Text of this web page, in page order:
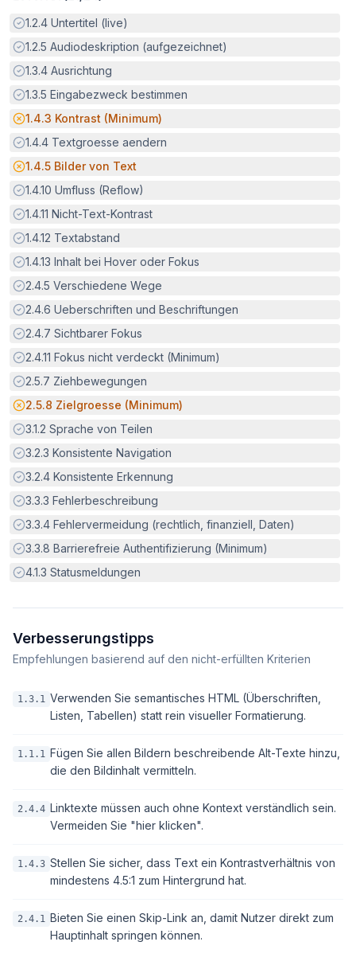
Erfüllt:
1.2.4 Untertitel (live)
Erfüllt:
1.2.5 Audiodeskription (aufgezeichnet)
Erfüllt:
1.3.4 Ausrichtung
Erfüllt:
1.3.5 Eingabezweck bestimmen
Potenzielle Barriere:
1.4.3 Kontrast (Minimum)
Erfüllt:
1.4.4 Textgroesse aendern
Potenzielle Barriere:
1.4.5 Bilder von Text
Erfüllt:
1.4.10 Umfluss (Reflow)
Erfüllt:
1.4.11 Nicht-Text-Kontrast
Erfüllt:
1.4.12 Textabstand
Erfüllt:
1.4.13 Inhalt bei Hover oder Fokus
Erfüllt:
2.4.5 Verschiedene Wege
Erfüllt:
2.4.6 Ueberschriften und Beschriftungen
Erfüllt:
2.4.7 Sichtbarer Fokus
Erfüllt:
2.4.11 Fokus nicht verdeckt (Minimum)
Erfüllt:
2.5.7 Ziehbewegungen
Potenzielle Barriere:
2.5.8 Zielgroesse (Minimum)
Erfüllt:
3.1.2 Sprache von Teilen
Erfüllt:
3.2.3 Konsistente Navigation
Erfüllt:
3.2.4 Konsistente Erkennung
Erfüllt:
3.3.3 Fehlerbeschreibung
Erfüllt:
3.3.4 Fehlervermeidung (rechtlich, finanziell, Daten)
Erfüllt:
3.3.8 Barrierefreie Authentifizierung (Minimum)
Erfüllt:
4.1.3 Statusmeldungen
Verbesserungstipps
Empfehlungen basierend auf den nicht-erfüllten Kriterien
1.3.1 Verwenden Sie semantisches HTML (Überschriften,
Listen, Tabellen) statt rein visueller Formatierung.
1.1.1 Fügen Sie allen Bildern beschreibende Alt-Texte hinzu,
die den Bildinhalt vermitteln.
2.4.4 Linktexte müssen auch ohne Kontext verständlich sein.
Vermeiden Sie "hier klicken".
1.4.3 Stellen Sie sicher, dass Text ein Kontrastverhältnis von
mindestens 4.5:1 zum Hintergrund hat.
2.4.1 Bieten Sie einen Skip-Link an, damit Nutzer direkt zum
Hauptinhalt springen können.